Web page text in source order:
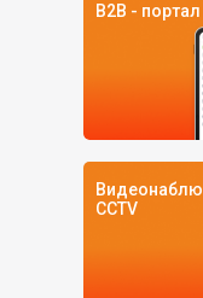
Вы
B2B - портал
CCTV